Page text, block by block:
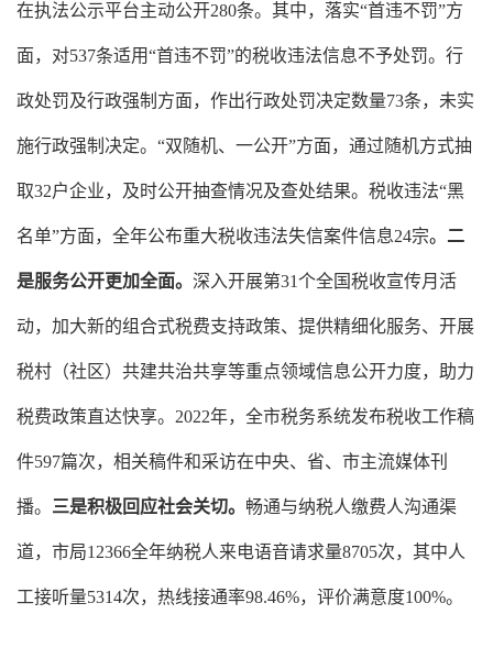
在执法公示平台主动公开280条。其中， 落实“首违不罚”方
面，对537条适用“首违不罚”的税收违法信息不予处罚。行
政处罚及行政强制方面， 作出行政处罚决定数量73条，未实
施行政强制决定。 “双随机、一公开”方面， 通过随机方式抽
取32户企业，及时公开抽查情况及查处结果。税收违法“黑
名单”方面，全年公布重大税收违法失信案件信息24宗。 二
是服务公开更加全面。 深入开展第31个全国税收宣传月活
动，加大新的组合式税费支持政策、提供精细化服务、开展
税村（社区）共建共治共享等重点领域信息公开力度， 助力
税费政策直达快享。 2022年，全市税务系统发布税收工作稿
件597篇次，相关稿件和采访在中央、省、市主流媒体刊
播。 三是积极回应社会关切。 畅通与纳税人缴费人沟通渠
道， 市局12366全年纳税人来电语音请求量8705次，其中人
工接听量5314次，热线接通率98.46%，评价满意度100%。